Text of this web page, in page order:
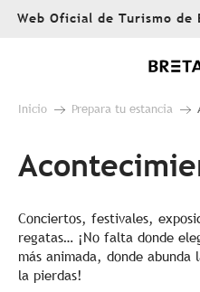
AllerWeb Oficial de Turismo de
Inicio Prepara tu estancia
Conciertos, festivales,
regatas… ¡No falta donde
más animada, donde
la pierdas!